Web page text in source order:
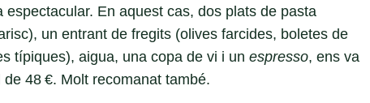
espectacular. En aquest cas, dos plats de pasta
un entrant de fregits (olives farcides, boletes de
típiques), aigua, una copa de vi i un espresso, ens va
48 €. Molt recomanat també.